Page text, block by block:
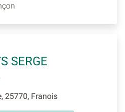
SERGE
25770, Franois